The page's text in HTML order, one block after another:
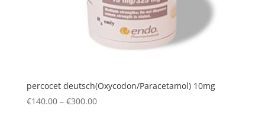
percocet deutsch(Oxycodon/Paracetamol) 10mg
€140.00 – €300.00Price